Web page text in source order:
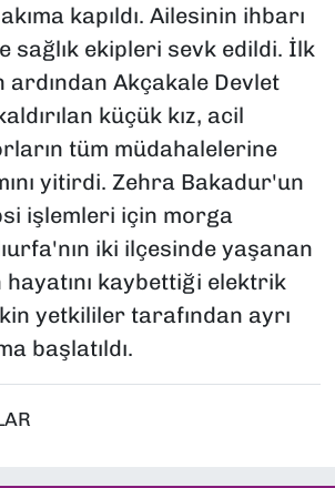
kapıldı. Ailesinin ihbarı
sağlık ekipleri sevk edildi. İlk
ardından Akçakale Devlet
küçük kız, acil
tüm müdahalelerine
yitirdi. Zehra Bakadur'un
işlemleri için morga
iki ilçesinde yaşanan
kaybettiği elektrik
yetkililer tarafından ayrı
başlatıldı.